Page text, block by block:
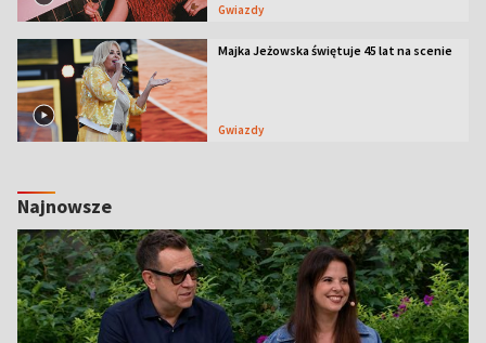
Gwiazdy
Majka Jeżowska świętuje 45 lat na scenie
Gwiazdy
Najnowsze